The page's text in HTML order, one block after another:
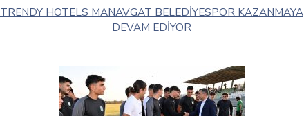
TRENDY HOTELS MANAVGAT BELEDİYESPOR KAZANMAYA
DEVAM EDİYOR